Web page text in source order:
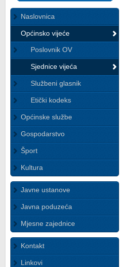
Naslovnica
Općinsko vijeće
Poslovnik OV
Sjednice vijeća
Službeni glasnik
Etički kodeks
Općinske službe
Gospodarstvo
Šport
Kultura
Javne ustanove
Javna poduzeća
Mjesne zajednice
Kontakt
Linkovi